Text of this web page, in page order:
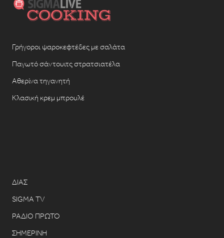
Γρήγοροι ψαροκεφτέδες με σαλάτα
Παγωτό σάντουιτς στρατσιατέλα
Αθερίνα τηγανητή
Κλασική κρεμ μπρουλέ
ΔΙΑΣ
SIGMA TV
ΡΑΔΙΟ ΠΡΩΤΟ
ΣΗΜΕΡΙΝΗ